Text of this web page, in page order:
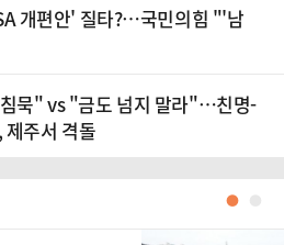
개편안' 질타?…국민의힘 "'남
묵" vs "금도 넘지 말라"…친명-
제주서 격돌
●